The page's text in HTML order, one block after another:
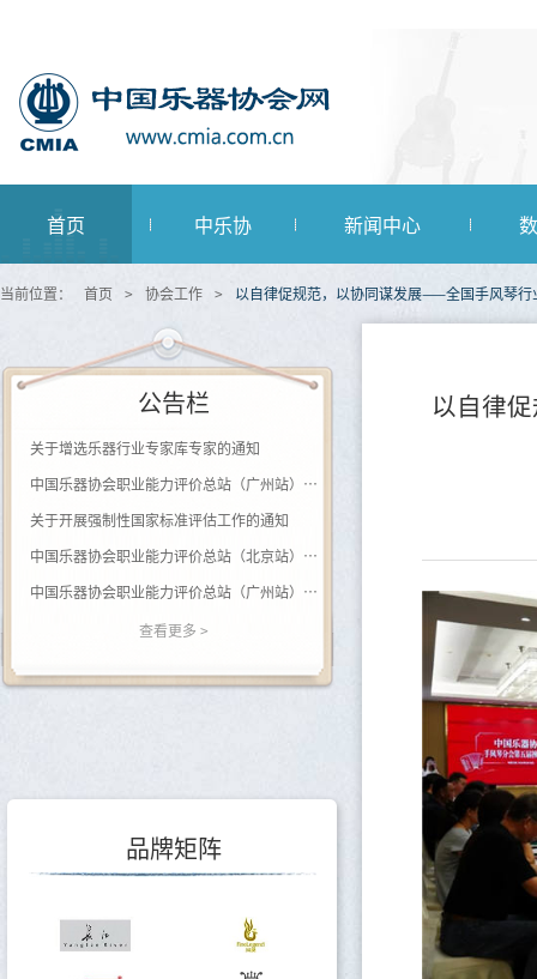
首页 中乐协 新闻中心
当前位置： 首页 > 协会工作 > 以自律促规范，以协同谋发展——全国手风琴行
公告栏
关于增选乐器行业专家库专家的通知
中国乐器协会职业能力评价总站（广州站） 2026年第一批《钢琴及键盘乐器制作工》登记评价通知
关于开展强制性国家标准评估工作的通知
中国乐器协会职业能力评价总站（北京站） 关于开展（黑河学院）钢琴调律师职业等级评价的通知
中国乐器协会职业能力评价总站（广州站） 2026年广西站钢琴调律师等级评价通知
关于举办乐器行业数据价值专题培训的通知
查看更多 >
品牌矩阵
以自律